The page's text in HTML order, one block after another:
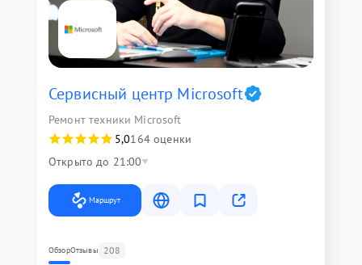
Сервисный центр Microsoft
Ремонт техники Microsoft
5,0164 оценки
Открыто до 21:00
Маршрут
ОбзорОтзывы 208